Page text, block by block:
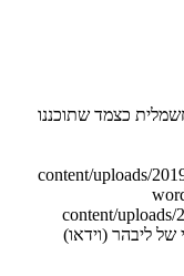
כצמד שתוכננו
content/uploads/
content/uploads/
ליבהר (וידאו)